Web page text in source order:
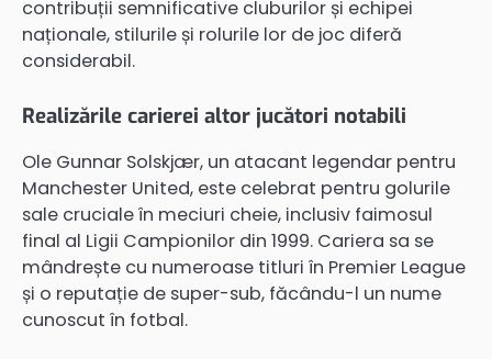
contribuții semnificative cluburilor și echipei
naționale, stilurile și rolurile lor de joc diferă
considerabil.
Realizările carierei altor jucători notabili
Ole Gunnar Solskjær, un atacant legendar pentru
Manchester United, este celebrat pentru golurile
sale cruciale în meciuri cheie, inclusiv faimosul
final al Ligii Campionilor din 1999. Cariera sa se
mândrește cu numeroase titluri în Premier League
și o reputație de super-sub, făcându-l un nume
cunoscut în fotbal.